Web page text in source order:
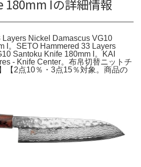
180mm Iの詳細情報
Layers Nickel Damascus VG10
I。SETO Hammered 33 Layers
Santoku Knife 180mm I。KAI
- Knife Center。布帛切替ニットチ
【2点10％・3点15％対象。商品の